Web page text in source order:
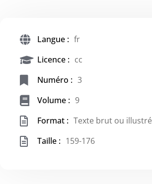
Langue : fr
Licence : cc
Numéro : 3
Volume : 9
Format : Texte brut ou illustré
Taille : 159-176